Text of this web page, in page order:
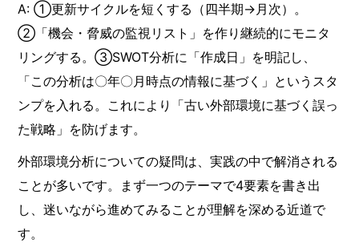
A: ①更新サイクルを短くする（四半期→月次）。
②「機会・脅威の監視リスト」を作り継続的にモニタ
リングする。③SWOT分析に「作成日」を明記し、
「この分析は〇年〇月時点の情報に基づく」というスタ
ンプを入れる。これにより「古い外部環境に基づく誤っ
た戦略」を防げます。
外部環境分析についての疑問は、実践の中で解消される
ことが多いです。まず一つのテーマで4要素を書き出
し、迷いながら進めてみることが理解を深める近道で
す。